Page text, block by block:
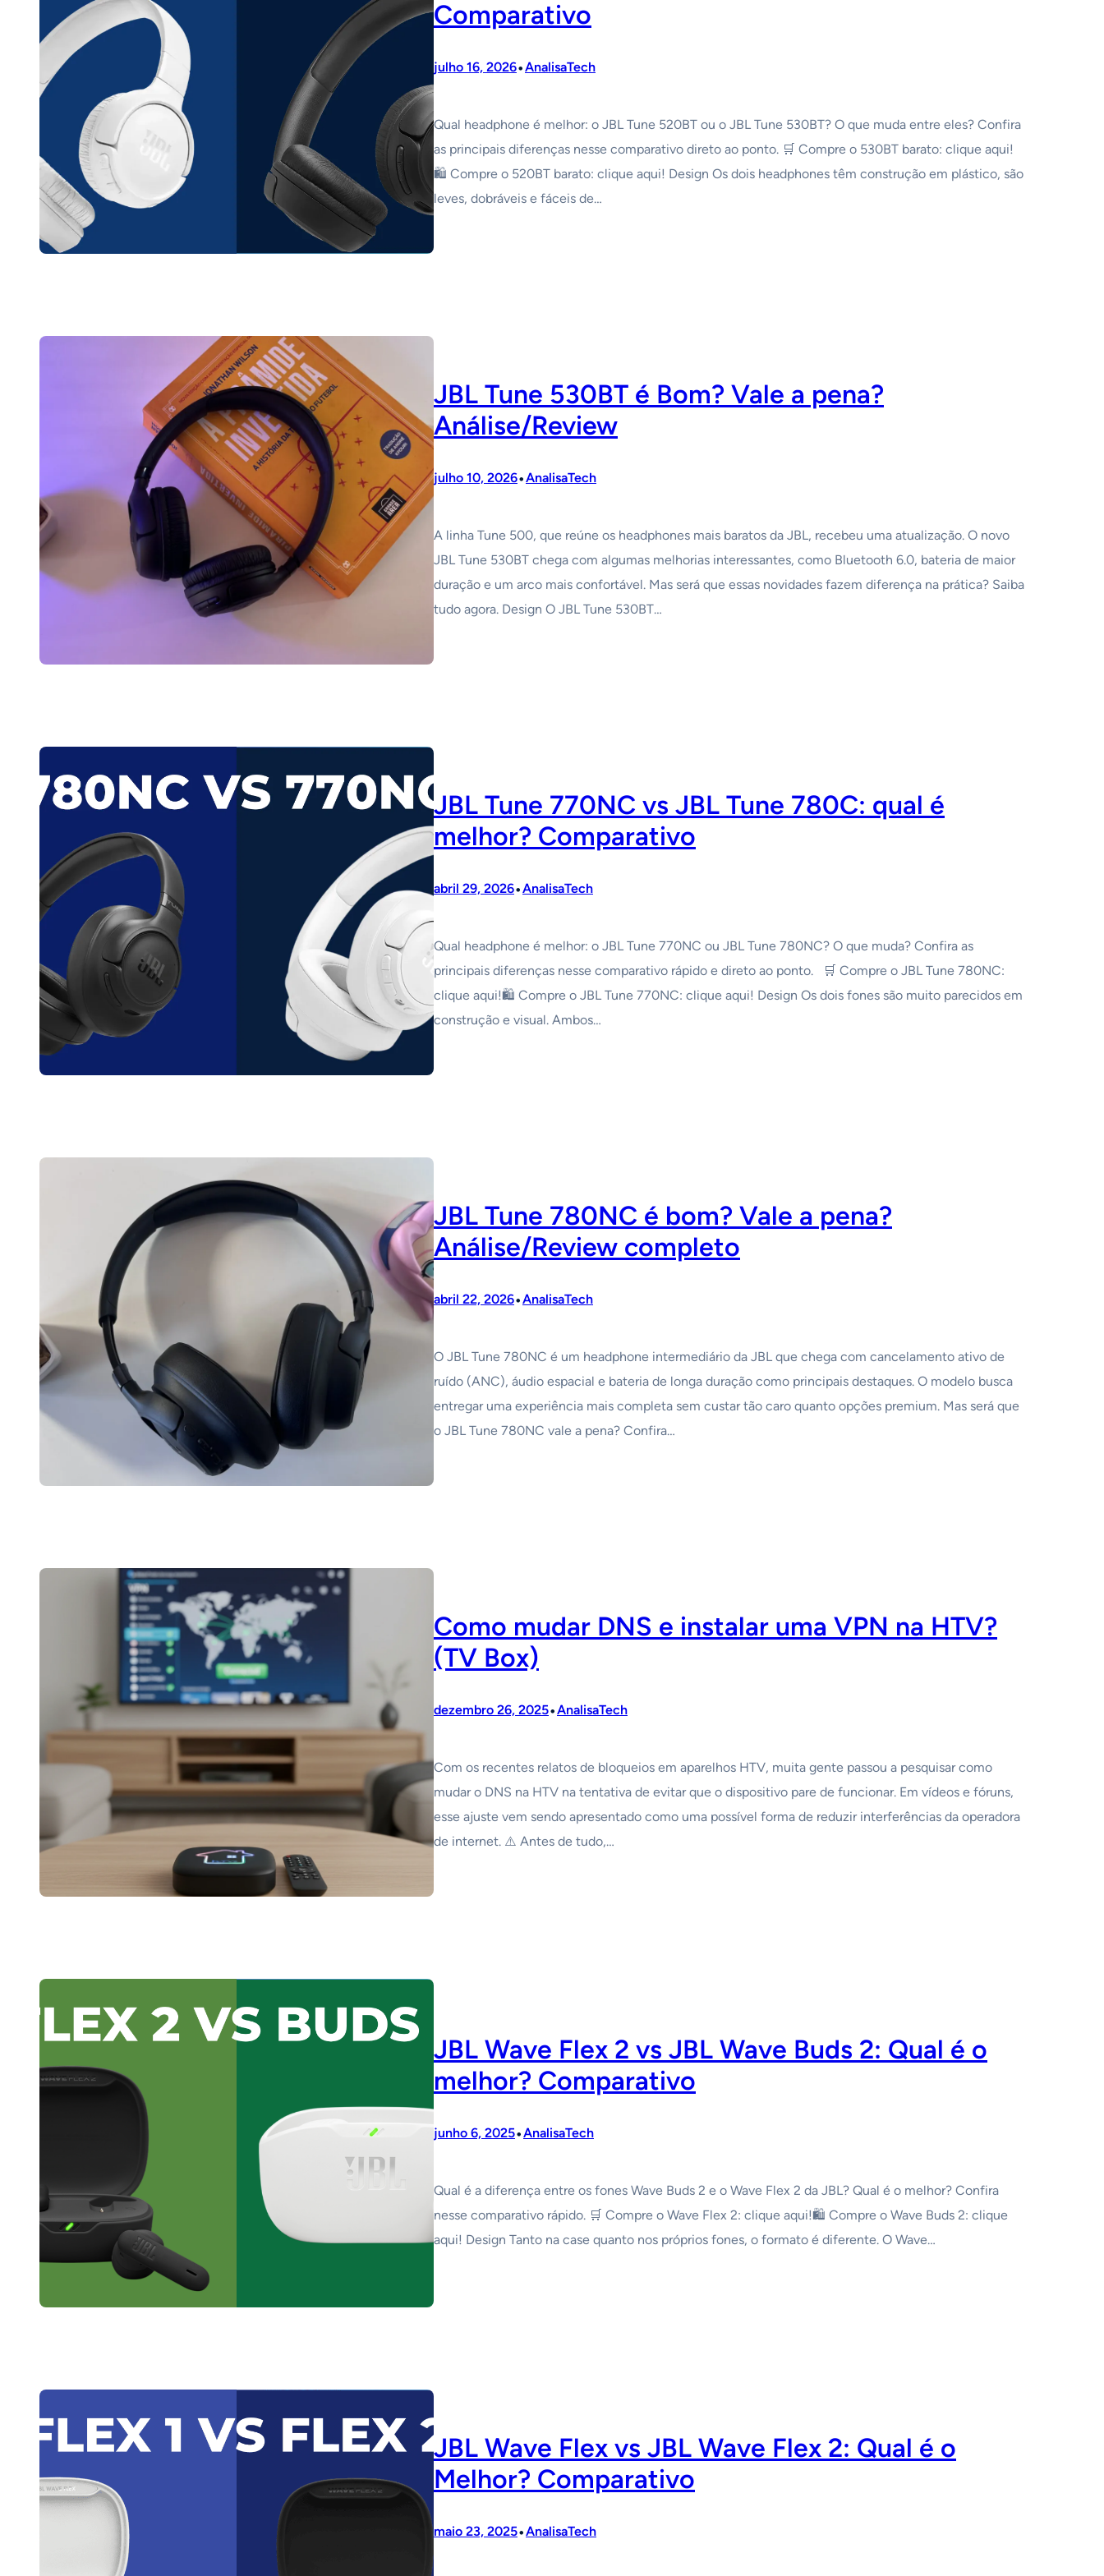
Comparativo
julho 16, 2026•AnalisaTech
Qual headphone é melhor: o JBL Tune 520BT ou o JBL Tune 530BT? O que muda entre eles? Confira
as principais diferenças nesse comparativo direto ao ponto. 🛒 Compre o 530BT barato: clique aqui!
🛍️ Compre o 520BT barato: clique aqui! Design Os dois headphones têm construção em plástico, são
leves, dobráveis e fáceis de…
JBL Tune 530BT é Bom? Vale a pena?
Análise/Review
julho 10, 2026•AnalisaTech
A linha Tune 500, que reúne os headphones mais baratos da JBL, recebeu uma atualização. O novo
JBL Tune 530BT chega com algumas melhorias interessantes, como Bluetooth 6.0, bateria de maior
duração e um arco mais confortável. Mas será que essas novidades fazem diferença na prática? Saiba
tudo agora. Design O JBL Tune 530BT…
JBL Tune 770NC vs JBL Tune 780C: qual é
melhor? Comparativo
abril 29, 2026•AnalisaTech
Qual headphone é melhor: o JBL Tune 770NC ou JBL Tune 780NC? O que muda? Confira as
principais diferenças nesse comparativo rápido e direto ao ponto. 🛒 Compre o JBL Tune 780NC:
clique aqui!🛍️ Compre o JBL Tune 770NC: clique aqui! Design Os dois fones são muito parecidos em
construção e visual. Ambos…
JBL Tune 780NC é bom? Vale a pena?
Análise/Review completo
abril 22, 2026•AnalisaTech
O JBL Tune 780NC é um headphone intermediário da JBL que chega com cancelamento ativo de
ruído (ANC), áudio espacial e bateria de longa duração como principais destaques. O modelo busca
entregar uma experiência mais completa sem custar tão caro quanto opções premium. Mas será que
o JBL Tune 780NC vale a pena? Confira…
Como mudar DNS e instalar uma VPN na HTV?
(TV Box)
dezembro 26, 2025•AnalisaTech
Com os recentes relatos de bloqueios em aparelhos HTV, muita gente passou a pesquisar como
mudar o DNS na HTV na tentativa de evitar que o dispositivo pare de funcionar. Em vídeos e fóruns,
esse ajuste vem sendo apresentado como uma possível forma de reduzir interferências da operadora
de internet. ⚠️ Antes de tudo,…
JBL Wave Flex 2 vs JBL Wave Buds 2: Qual é o
melhor? Comparativo
junho 6, 2025•AnalisaTech
Qual é a diferença entre os fones Wave Buds 2 e o Wave Flex 2 da JBL? Qual é o melhor? Confira
nesse comparativo rápido. 🛒 Compre o Wave Flex 2: clique aqui!🛍️ Compre o Wave Buds 2: clique
aqui! Design Tanto na case quanto nos próprios fones, o formato é diferente. O Wave…
JBL Wave Flex vs JBL Wave Flex 2: Qual é o
Melhor? Comparativo
maio 23, 2025•AnalisaTech